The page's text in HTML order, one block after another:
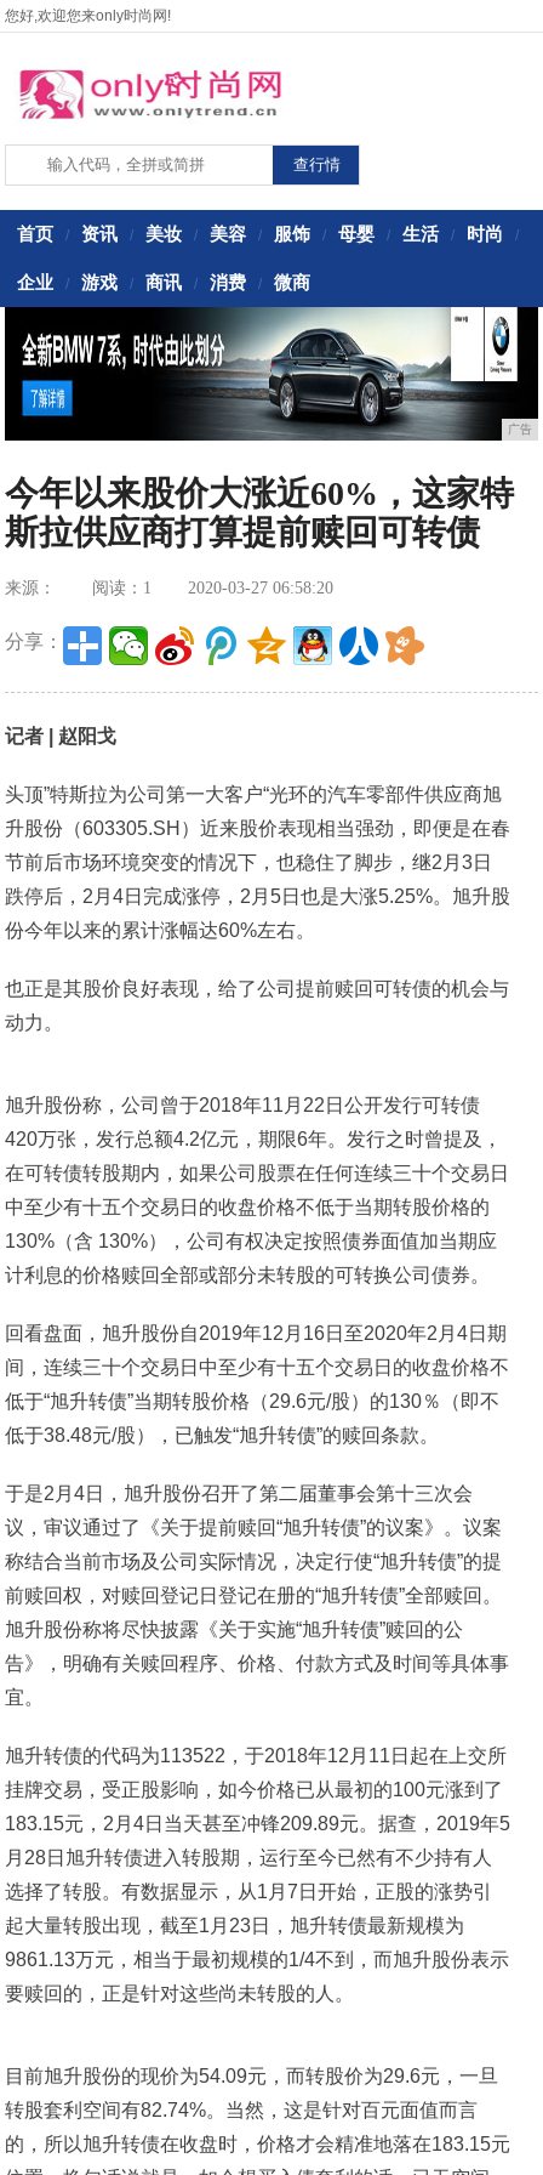
您好,欢迎您来only时尚网!
首页 / 资讯 / 美妆 / 美容 / 服饰 / 母婴 / 生活 / 时尚 /
企业 / 游戏 / 商讯 / 消费 / 微商
广告
今年以来股价大涨近60%，这家特
斯拉供应商打算提前赎回可转债
来源： 阅读：1 2020-03-27 06:58:20
分享：
记者 | 赵阳戈
头顶”特斯拉为公司第一大客户“光环的汽车零部件供应商旭
升股份（603305.SH）近来股价表现相当强劲，即便是在春
节前后市场环境突变的情况下，也稳住了脚步，继2月3日
跌停后，2月4日完成涨停，2月5日也是大涨5.25%。旭升股
份今年以来的累计涨幅达60%左右。
也正是其股价良好表现，给了公司提前赎回可转债的机会与
动力。
旭升股份称，公司曾于2018年11月22日公开发行可转债
420万张，发行总额4.2亿元，期限6年。发行之时曾提及，
在可转债转股期内，如果公司股票在任何连续三十个交易日
中至少有十五个交易日的收盘价格不低于当期转股价格的
130%（含 130%），公司有权决定按照债券面值加当期应
计利息的价格赎回全部或部分未转股的可转换公司债券。
回看盘面，旭升股份自2019年12月16日至2020年2月4日期
间，连续三十个交易日中至少有十五个交易日的收盘价格不
低于“旭升转债”当期转股价格（29.6元/股）的130％（即不
低于38.48元/股），已触发“旭升转债”的赎回条款。
于是2月4日，旭升股份召开了第二届董事会第十三次会
议，审议通过了《关于提前赎回“旭升转债”的议案》。议案
称结合当前市场及公司实际情况，决定行使“旭升转债”的提
前赎回权，对赎回登记日登记在册的“旭升转债”全部赎回。
旭升股份称将尽快披露《关于实施“旭升转债”赎回的公
告》，明确有关赎回程序、价格、付款方式及时间等具体事
宜。
旭升转债的代码为113522，于2018年12月11日起在上交所
挂牌交易，受正股影响，如今价格已从最初的100元涨到了
183.15元，2月4日当天甚至冲锋209.89元。据查，2019年5
月28日旭升转债进入转股期，运行至今已然有不少持有人
选择了转股。有数据显示，从1月7日开始，正股的涨势引
起大量转股出现，截至1月23日，旭升转债最新规模为
9861.13万元，相当于最初规模的1/4不到，而旭升股份表示
要赎回的，正是针对这些尚未转股的人。
目前旭升股份的现价为54.09元，而转股价为29.6元，一旦
转股套利空间有82.74%。当然，这是针对百元面值而言
的，所以旭升转债在收盘时，价格才会精准地落在183.15元